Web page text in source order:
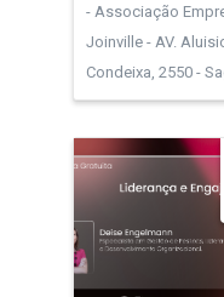
- Associação
Joinville - AV.
Condeixa, 2550 -